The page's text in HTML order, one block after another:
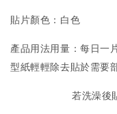
貼片顏色 ：白色
產品用法用量：每日一
型紙輕輕除去貼於需要
若洗澡後貼用更